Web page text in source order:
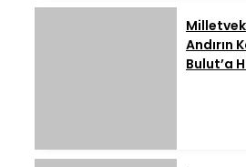
Andırın
Bulut’a